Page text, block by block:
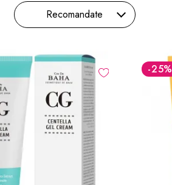
Recomandate
-25%